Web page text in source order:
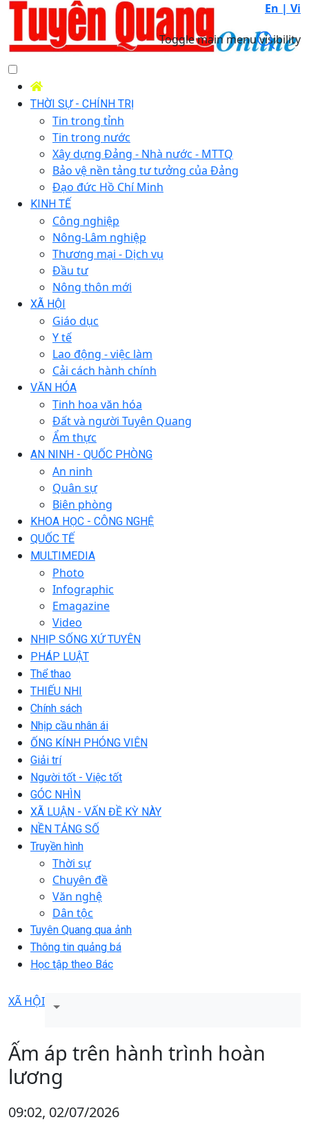
En | Vi
Toggle main menu visibility
THỜI SỰ - CHÍNH TRỊ
Tin trong tỉnh
Tin trong nước
Xây dựng Đảng - Nhà nước - MTTQ
Bảo vệ nền tảng tư tưởng của Đảng
Đạo đức Hồ Chí Minh
KINH TẾ
Công nghiệp
Nông-Lâm nghiệp
Thương mại - Dịch vụ
Đầu tư
Nông thôn mới
XÃ HỘI
Giáo dục
Y tế
Lao động - việc làm
Cải cách hành chính
VĂN HÓA
Tinh hoa văn hóa
Đất và người Tuyên Quang
Ẩm thực
AN NINH - QUỐC PHÒNG
An ninh
Quân sự
Biên phòng
KHOA HỌC - CÔNG NGHỆ
QUỐC TẾ
MULTIMEDIA
Photo
Infographic
Emagazine
Video
NHỊP SỐNG XỨ TUYÊN
PHÁP LUẬT
Thể thao
THIẾU NHI
Chính sách
Nhịp cầu nhân ái
ỐNG KÍNH PHÓNG VIÊN
Giải trí
Người tốt - Việc tốt
GÓC NHÌN
XÃ LUẬN - VẤN ĐỀ KỲ NÀY
NỀN TẢNG SỐ
Truyền hình
Thời sự
Chuyên đề
Văn nghệ
Dân tộc
Tuyên Quang qua ảnh
Thông tin quảng bá
Học tập theo Bác
XÃ HỘI
Ấm áp trên hành trình hoàn
lương
09:02, 02/07/2026